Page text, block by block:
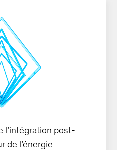
l’intégration post-
de l’énergie